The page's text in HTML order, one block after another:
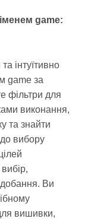
game:
інтуїтивно
game за
фільтри для
виконання,
та знайти
вибору
Ви
вишивки,